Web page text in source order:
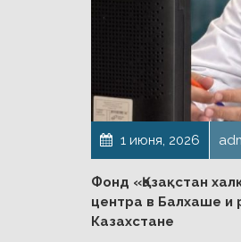
1 июня, 2026
Фонд «Қазақстан
центра в Балхаше и
Казахстане